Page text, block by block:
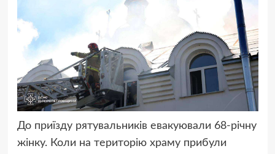
До приїзду рятувальників евакуювали 68-річну
жінку. Коли на територію храму прибули